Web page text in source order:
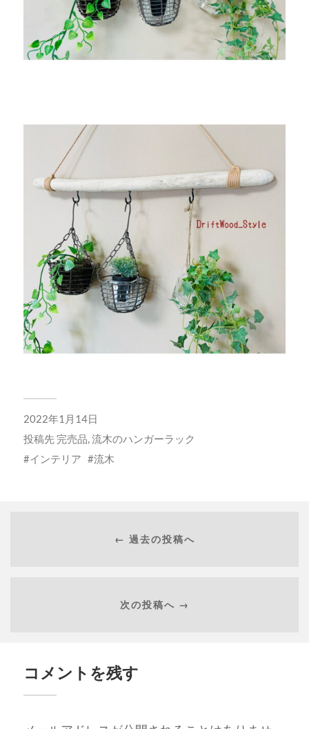
2022年1月14日
投稿先 完売品,流木のハンガーラック
インテリア
流木
← 過去の投稿へ
次の投稿へ →
コメントを残す